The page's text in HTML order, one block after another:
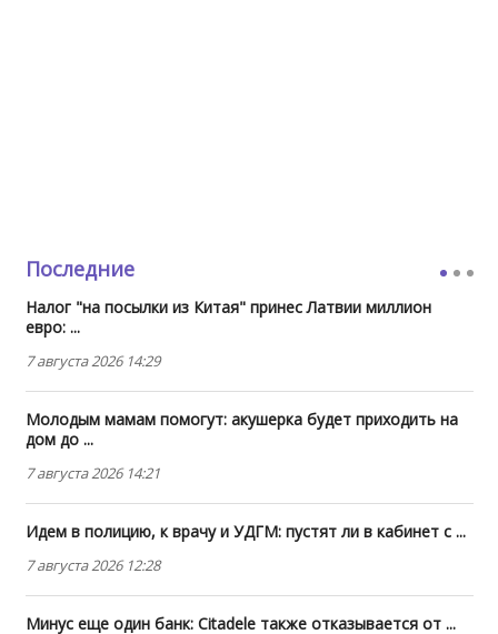
Последние
Налог "на посылки из Китая" принес Латвии миллион
евро: ...
7 августа 2026 14:29
Молодым мамам помогут: акушерка будет приходить на
дом до ...
7 августа 2026 14:21
Идем в полицию, к врачу и УДГМ: пустят ли в кабинет с ...
7 августа 2026 12:28
Минус еще один банк: Citadele также отказывается от ...